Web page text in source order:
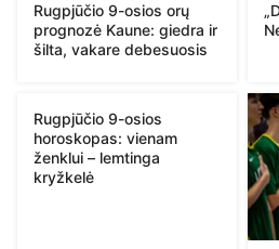
Rugpjūčio 9-osios orų
prognozė Kaune: giedra ir
šilta, vakare debesuosis
Rugpjūčio 9-osios
horoskopas: vienam
ženklui – lemtinga
kryžkelė